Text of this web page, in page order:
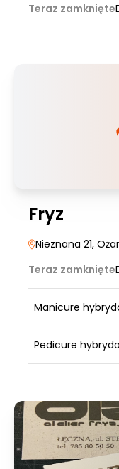
Teraz zamknięte
Fryz
Nieznana 21,
Teraz zamknięte
Manicure
Pedicure